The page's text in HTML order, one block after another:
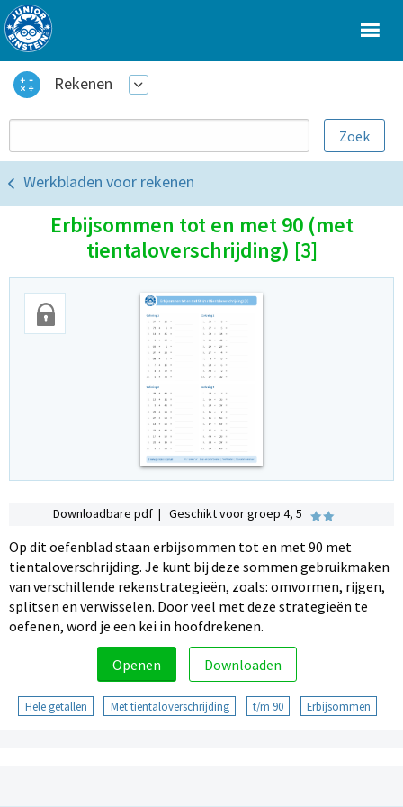
Rekenen
Werkbladen voor rekenen
Erbijsommen tot en met 90 (met
tientaloverschrijding) [3]
Downloadbare pdf | Geschikt voor groep 4, 5
Op dit oefenblad staan erbijsommen tot en met 90 met
tientaloverschrijding. Je kunt bij deze sommen gebruikmaken
van verschillende rekenstrategieën, zoals: omvormen, rijgen,
splitsen en verwisselen. Door veel met deze strategieën te
oefenen, word je een kei in hoofdrekenen.
Openen Downloaden
Hele getallen Met tientaloverschrijding t/m 90 Erbijsommen